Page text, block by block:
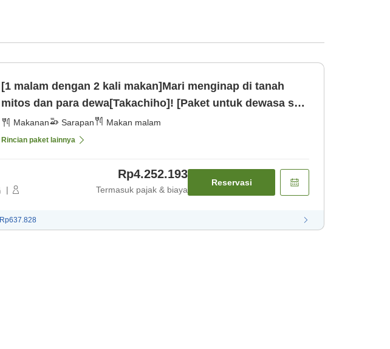
[1 malam dengan 2 kali makan]Mari menginap di tanah
mitos dan para dewa[Takachiho]! [Paket untuk dewasa saja
(12 tahun ke atas)] [Makan malam] [Sarapan]
Makanan Sarapan Makan malam
Rincian paket lainnya
|
Rp4.252.193
Termasuk pajak & biaya
Reservasi
Rp637.828